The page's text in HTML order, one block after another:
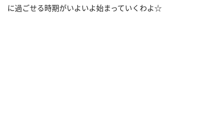
に過ごせる時期がいよいよ始まっていくわよ☆